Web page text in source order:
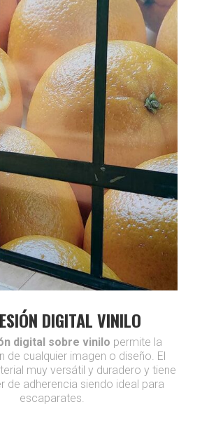
DIGITAL VINILO
digital sobre vinilo permite la
de cualquier imagen o diseño. El
muy versátil y duradero y tiene
de adherencia siendo ideal para
escaparates.